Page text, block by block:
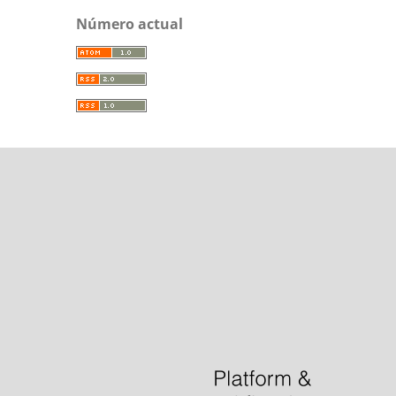
Número actual